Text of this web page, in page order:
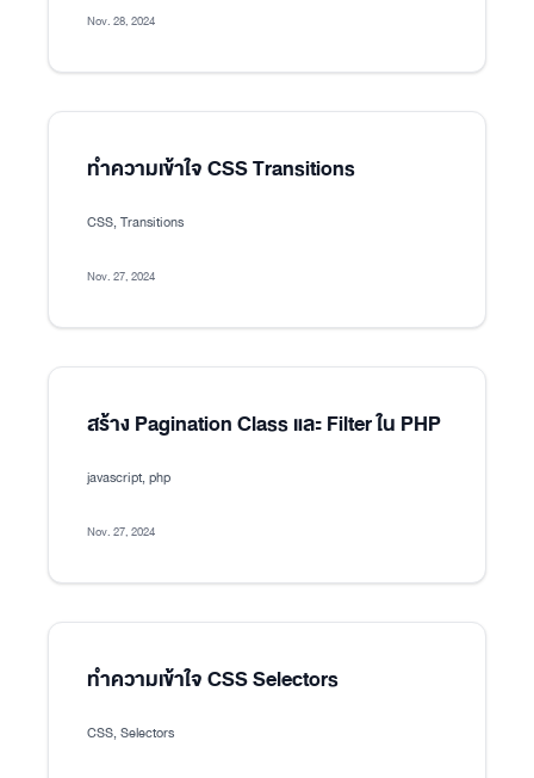
Nov. 28, 2024
ทำความเข้าใจ CSS Transitions
CSS, Transitions
Nov. 27, 2024
สร้าง Pagination Class และ Filter ใน PHP
javascript, php
Nov. 27, 2024
ทำความเข้าใจ CSS Selectors
CSS, Selectors